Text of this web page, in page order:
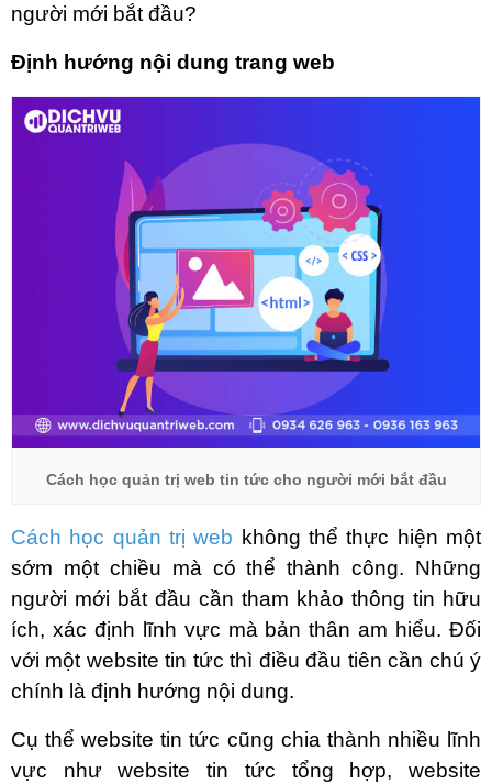
người mới bắt đầu?
Định hướng nội dung trang web
Cách học quản trị web tin tức cho người mới bắt đầu
Cách học quản trị web không thể thực hiện một
sớm một chiều mà có thể thành công. Những
người mới bắt đầu cần tham khảo thông tin hữu
ích, xác định lĩnh vực mà bản thân am hiểu. Đối
với một website tin tức thì điều đầu tiên cần chú ý
chính là định hướng nội dung.
Cụ thể website tin tức cũng chia thành nhiều lĩnh
vực như website tin tức tổng hợp, website